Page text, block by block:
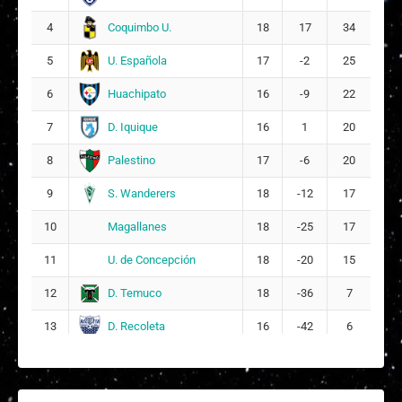
Fernanda Valentina Castro Labra
28
Pía Anthonia Guzmán Rojas
Francisca Jemima López Campusano
DT: Pablo Guerra
4 Coquimbo U. 18 17 34
5 U. Española 17 -2 25
6 Huachipato 16 -9 22
7 D. Iquique 16 1 20
8 Palestino 17 -6 20
9 S. Wanderers 18 -12 17
10 Magallanes 18 -25 17
11 U. de Concepción 18 -20 15
12 D. Temuco 18 -36 7
13 D. Recoleta 16 -42 6